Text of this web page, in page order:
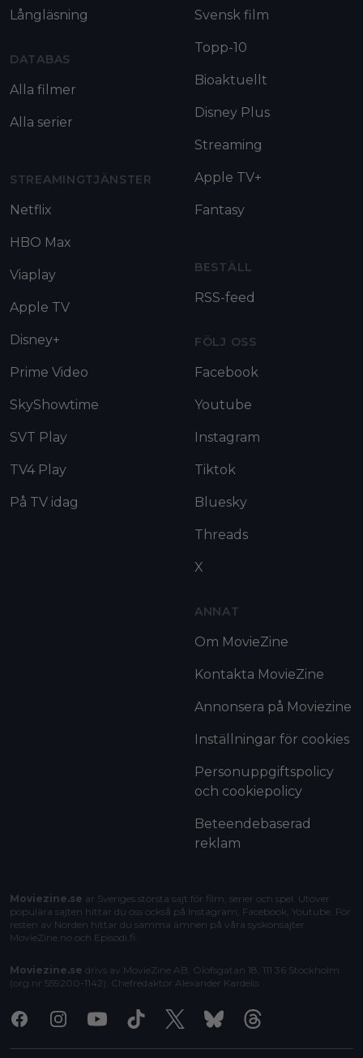
Långläsning
DATABAS
Alla filmer
Alla serier
STREAMINGTJÄNSTER
Netflix
HBO Max
Viaplay
Apple TV
Disney+
Prime Video
SkyShowtime
SVT Play
TV4 Play
På TV idag
Svensk film
Topp-10
Bioaktuellt
Disney Plus
Streaming
Apple TV+
Fantasy
BESTÄLL
RSS-feed
FÖLJ OSS
Facebook
Youtube
Instagram
Tiktok
Bluesky
Threads
X
ANNAT
Om MovieZine
Kontakta MovieZine
Annonsera på Moviezine
Inställningar för cookies
Personuppgiftspolicy
och cookiepolicy
Beteendebaserad
reklam
Moviezine.se är Sveriges största sajt för film, serier och spel. Utöver
populära sajten hittar du oss också på Instagram, Facebook, Youtube. För
resten av Norden hittar du samma ämnen på våra syskonsajter
MovieZine.no och Episodi.fi
Moviezine.se drivs av MovieZine AB, Olofsgatan 18, 111 36 Stockholm
(org.nr 559200-1142). Chefredaktör Alexander Kardelo
FacebookInstagramYoutubeTiktok X BlueskyThreads